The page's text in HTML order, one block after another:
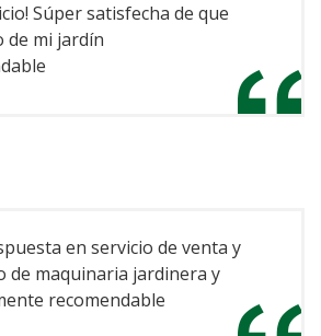
Súper satisfecha de que
de mi jardín
en servicio de venta y
de maquinaria jardinera y
recomendable